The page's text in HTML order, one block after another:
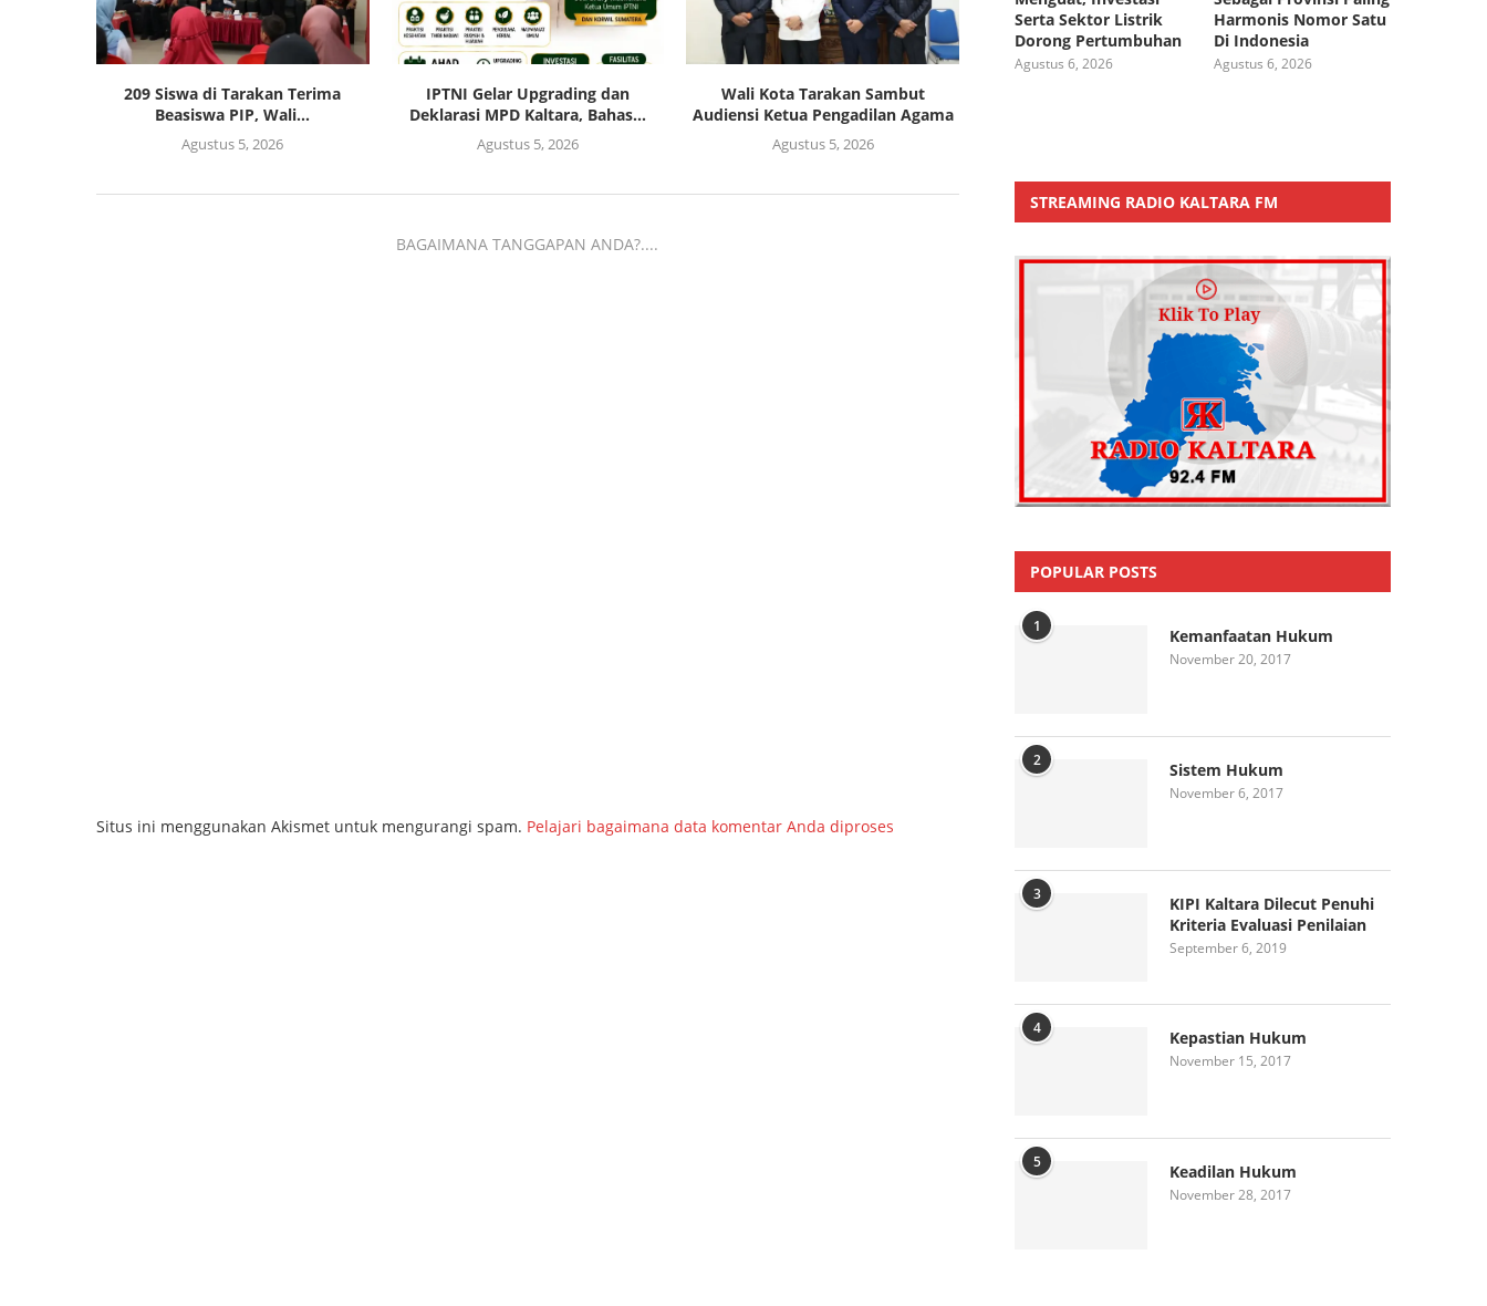
209 Siswa di Tarakan Terima
Beasiswa PIP, Wali...
Agustus 5, 2026
IPTNI Gelar Upgrading dan
Deklarasi MPD Kaltara, Bahas...
Agustus 5, 2026
Wali Kota Tarakan Sambut
Audiensi Ketua Pengadilan Agama
Agustus 5, 2026
BAGAIMANA TANGGAPAN ANDA?....
Situs ini menggunakan Akismet untuk mengurangi spam. Pelajari bagaimana data komentar Anda diproses
Serta Sektor Listrik
Dorong Pertumbuhan
Agustus 6, 2026
Harmonis Nomor Satu
Di Indonesia
Agustus 6, 2026
STREAMING RADIO KALTARA FM
POPULAR POSTS
1 Kemanfaatan Hukum
November 20, 2017
2 Sistem Hukum
November 6, 2017
3
KIPI Kaltara Dilecut Penuhi
Kriteria Evaluasi Penilaian
September 6, 2019
4 Kepastian Hukum
November 15, 2017
5 Keadilan Hukum
November 28, 2017